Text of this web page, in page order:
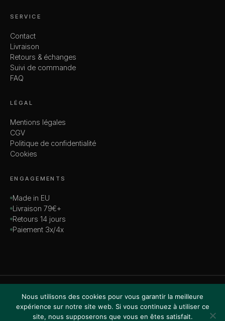
SERVICE
Contact
Livraison
Retours & échanges
Suivi de commande
FAQ
LÉGAL
Mentions légales
CGV
Politique de confidentialité
Cookies
ENGAGEMENTS
Made in EU
Livraison 79€+
Retours 14 jours
Paiement 3x/4x
VISA · MASTERCARD · AMEX · PAYPAL
Nous utilisons des cookies pour vous garantir la meilleure
expérience sur notre site web. Si vous continuez à utiliser ce
site, nous supposerons que vous en êtes satisfait.